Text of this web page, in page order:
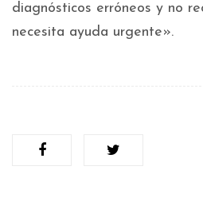
diagnósticos erróneos y no
necesita ayuda urgente».